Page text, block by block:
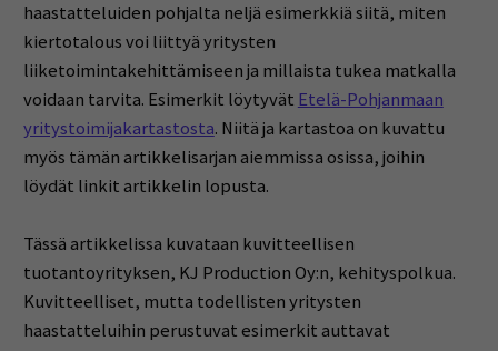
haastatteluiden pohjalta neljä esimerkkiä siitä, miten
kiertotalous voi liittyä yritysten
liiketoimintakehittämiseen ja millaista tukea matkalla
voidaan tarvita. Esimerkit löytyvät Etelä-Pohjanmaan
yritystoimijakartastosta. Niitä ja kartastoa on kuvattu
myös tämän artikkelisarjan aiemmissa osissa, joihin
löydät linkit artikkelin lopusta.
Tässä artikkelissa kuvataan kuvitteellisen
tuotantoyrityksen, KJ Production Oy:n, kehityspolkua.
Kuvitteelliset, mutta todellisten yritysten
haastatteluihin perustuvat esimerkit auttavat